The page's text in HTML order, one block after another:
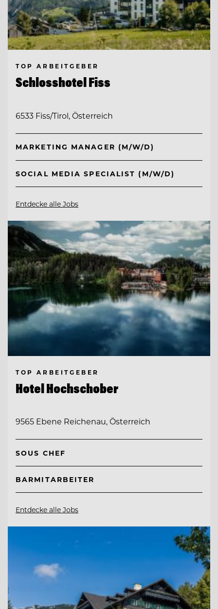
TOP ARBEITGEBER
Schlosshotel Fiss
6533 Fiss/Tirol, Österreich
MARKETING MANAGER (M/W/D)
SOCIAL MEDIA SPECIALIST (M/W/D)
Entdecke alle Jobs
TOP ARBEITGEBER
Hotel Hochschober
9565 Ebene Reichenau, Österreich
SOUS CHEF
BARMITARBEITER
Entdecke alle Jobs